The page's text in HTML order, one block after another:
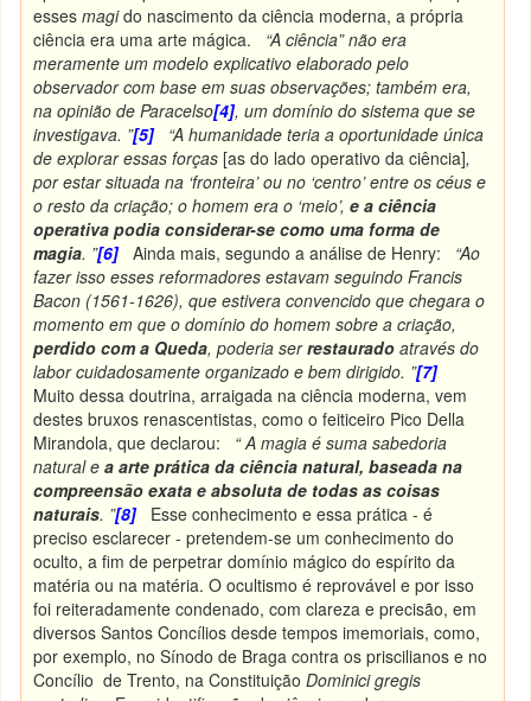
essesmagido nascimento da ciência moderna, a própria
ciência era uma arte mágica. “A ciência” não era
meramente um modelo explicativo elaborado pelo
observador com base em suas observações; também era,
na opinião de Paracelso[4], um domínio do sistema que se
investigava. ”[5]
“A humanidade teria a oportunidade única
de explorar essas forças [as do lado operativo da ciência],
por estar situada na ‘fronteira’ ou no ‘centro’ entre os céus e
o resto da criação; o homem era o ‘meio’,e a ciência
operativa podia considerar-se como uma forma de
magia. ”[6]Ainda mais, segundo a análise de Henry: “Ao
fazer isso esses reformadores estavam seguindo Francis
Bacon (1561-1626), que estivera convencido que chegara o
momento em que o domínio do homem sobre a criação,
perdido com a Queda, poderia serrestaurado através do
labor cuidadosamente organizado e bem dirigido. ”[7]
Muito dessa doutrina, arraigada na ciência moderna, vem
destes bruxos renascentistas, como o feiticeiro Pico Della
Mirandola, que declarou: “ A magia é suma sabedoria
natural ea arte prática da ciência natural, baseada na
compreensão exata e absoluta de todas as coisas
naturais. ”[8]Esse conhecimento e essa prática - é
preciso esclarecer - pretendem-se um conhecimento do
oculto, a fim de perpetrar domínio mágico do espírito da
matéria ou na matéria. O ocultismo é reprovável e por isso
foi reiteradamente condenado, com clareza e precisão, em
diversos Santos Concílios desde tempos imemoriais, como,
por exemplo, no Sínodo de Braga contra os priscilianos e no
Concílio de Trento, na ConstituiçãoDominici gregis